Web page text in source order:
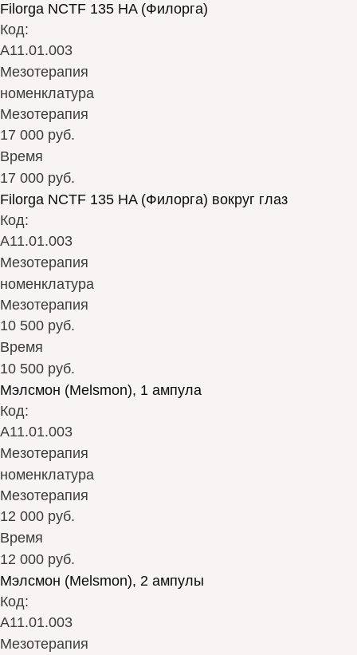
Filorga NCTF 135 HA (Филорга)
Код:
А11.01.003
Мезотерапия
номенклатура
Мезотерапия
17 000 руб.
Время
17 000 руб.
Filorga NCTF 135 HA (Филорга) вокруг глаз
Код:
А11.01.003
Мезотерапия
номенклатура
Мезотерапия
10 500 руб.
Время
10 500 руб.
Мэлсмон (Melsmon), 1 ампула
Код:
А11.01.003
Мезотерапия
номенклатура
Мезотерапия
12 000 руб.
Время
12 000 руб.
Мэлсмон (Melsmon), 2 ампулы
Код:
А11.01.003
Мезотерапия